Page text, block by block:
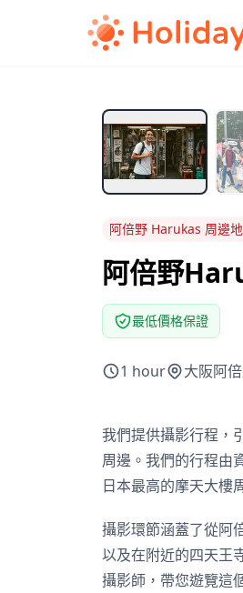
阿倍野 Harukas 周邊
阿倍野
最低價格保證
1 hour 大阪阿
我們提供攝影行程
周邊。我們的行程由
日本最高的摩天大樓
攝影環節涵蓋了從阿
以及在附近的四天王
攝影師，帶您遊覽這